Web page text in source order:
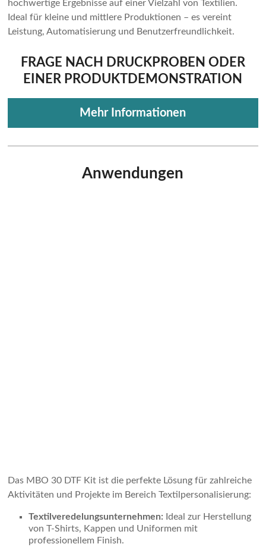
hochwertige Ergebnisse auf einer Vielzahl von Textilien.
Ideal für kleine und mittlere Produktionen – es vereint
Leistung, Automatisierung und Benutzerfreundlichkeit.
FRAGE NACH DRUCKPROBEN ODER
EINER PRODUKTDEMONSTRATION
Mehr Informationen
Anwendungen
Das MBO 30 DTF Kit ist die perfekte Lösung für zahlreiche
Aktivitäten und Projekte im Bereich Textilpersonalisierung:
Textilveredelungsunternehmen: Ideal zur Herstellung
von T-Shirts, Kappen und Uniformen mit
professionellem Finish.